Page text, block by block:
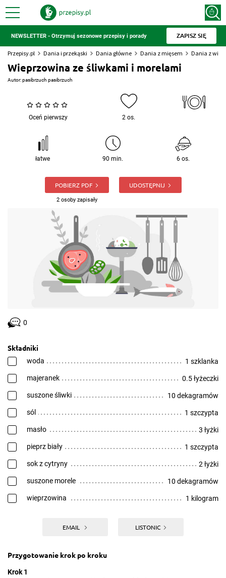
NEWSLETTER - Otrzymuj sezonowe przepisy i porady ZAPISZ SIĘ
Przepisy.pl Dania i przekąski Dania główne Dania z mięsem Dania z
Wieprzowina ze śliwkami i morelami
Autor:pasibrzuch pasibrzuch
Oceń pierwszy 2 os.
łatwe 90 min. 6 os.
POBIERZ PDF
2 osoby zapisały
UDOSTĘPNIJ
0
Składniki
woda 1 szklanka
majeranek 0.5 łyżeczki
suszone śliwki 10 dekagramów
sól 1 szczypta
masło 3 łyżki
pieprz biały 1 szczypta
sok z cytryny 2 łyżki
suszone morele 10 dekagramów
wieprzowina 1 kilogram
EMAIL LISTONIC
Przygotowanie krok po kroku
Krok 1